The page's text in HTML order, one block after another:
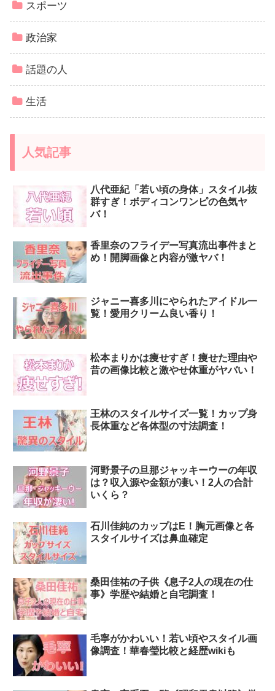
スポーツ
政治家
話題の人
生活
人気記事
八代亜紀「若い頃の身体」スタイル抜
群すぎ！ボディコンワンピの色気ヤ
バ！
香里奈のフライデー写真流出事件まと
め！開脚画像と内容が激ヤバ！
ジャニー喜多川にやられたアイドル一
覧！愛用クリーム良い香り！
松本まりかは痩せすぎ！痩せた理由や
昔の画像比較と激やせ体重がヤバい！
王林のスタイルサイズ一覧！カップ身
長体重など各体型の寸法調査！
河野景子の旦那ジャッキーウーの年収
は？収入源や金額が凄い！2人の合計
いくら？
石川佳純のカップはE！胸元画像と各
スタイルサイズは鼻血確定
桑田佳祐の子供《息子2人の現在の仕
事》学歴や結婚と自宅調査！
毛寧がかわいい！若い頃やスタイル画
像調査！華春瑩比較と経歴wikiも